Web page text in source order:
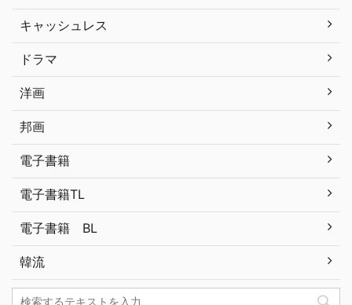
キャッシュレス
ドラマ
洋画
邦画
電子書籍
電子書籍TL
電子書籍 BL
韓流